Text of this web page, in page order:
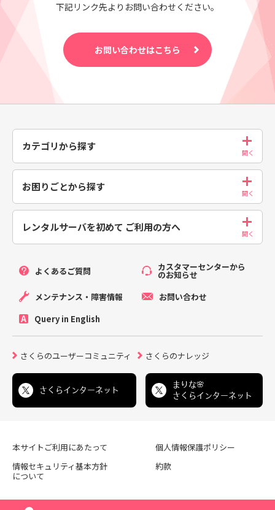
下記リンク先よりお問い合わせください。
お問い合わせはこちら
カテゴリから探す
お困りごとから探す
レンタルサーバを初めて ご利用の方へ
よくあるご質問 カスタマーセンターから
のお知らせ
メンテナンス・障害情報
お問い合わせ
Query in English
さくらのユーザーコミュニティ さくらのナレッジ
さくらインターネット
まりな🌸
さくらインターネット
本サイトご利用にあたって
個人情報保護ポリシー
情報セキュリティ基本方針
について
約款